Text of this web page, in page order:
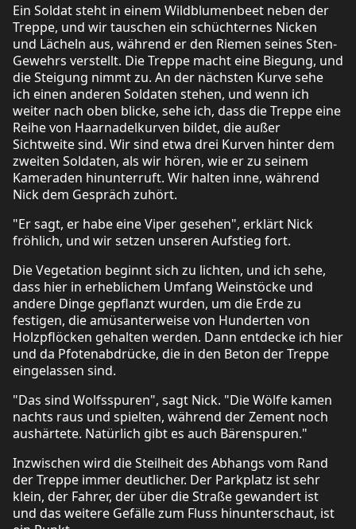
Ein Soldat steht in einem Wildblumenbeet neben der
Treppe, und wir tauschen ein schüchternes Nicken
und Lächeln aus, während er den Riemen seines Sten-
Gewehrs verstellt. Die Treppe macht eine Biegung, und
die Steigung nimmt zu. An der nächsten Kurve sehe
ich einen anderen Soldaten stehen, und wenn ich
weiter nach oben blicke, sehe ich, dass die Treppe eine
Reihe von Haarnadelkurven bildet, die außer
Sichtweite sind. Wir sind etwa drei Kurven hinter dem
zweiten Soldaten, als wir hören, wie er zu seinem
Kameraden hinunterruft. Wir halten inne, während
Nick dem Gespräch zuhört.
"Er sagt, er habe eine Viper gesehen", erklärt Nick
fröhlich, und wir setzen unseren Aufstieg fort.
Die Vegetation beginnt sich zu lichten, und ich sehe,
dass hier in erheblichem Umfang Weinstöcke und
andere Dinge gepflanzt wurden, um die Erde zu
festigen, die amüsanterweise von Hunderten von
Holzpflöcken gehalten werden. Dann entdecke ich hier
und da Pfotenabdrücke, die in den Beton der Treppe
eingelassen sind.
"Das sind Wolfsspuren", sagt Nick. "Die Wölfe kamen
nachts raus und spielten, während der Zement noch
aushärtete. Natürlich gibt es auch Bärenspuren."
Inzwischen wird die Steilheit des Abhangs vom Rand
der Treppe immer deutlicher. Der Parkplatz ist sehr
klein, der Fahrer, der über die Straße gewandert ist
und das weitere Gefälle zum Fluss hinunterschaut, ist